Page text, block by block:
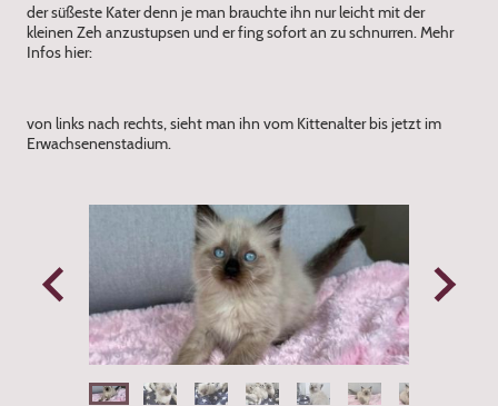
der süßeste Kater denn je man brauchte ihn nur leicht mit der
kleinen Zeh anzustupsen und er fing sofort an zu schnurren. Mehr
Infos hier:
von links nach rechts, sieht man ihn vom Kittenalter bis jetzt im
Erwachsenenstadium.